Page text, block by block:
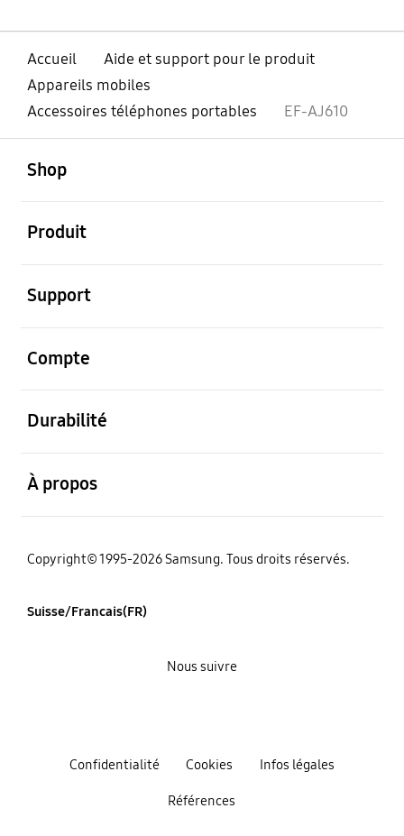
Accueil
Aide et support pour le produit
Appareils mobiles
Accessoires téléphones portables
EF-AJ610
Shop
Produit
Support
Compte
Durabilité
À propos
Copyright© 1995-2026 Samsung. Tous droits réservés.
Suisse/Francais(FR)
Confidentialité Cookies Infos légales
Références
Nous suivre